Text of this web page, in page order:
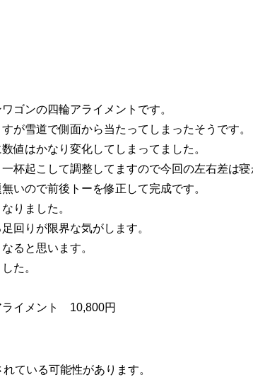
ゴンの四輪アライメントです。
が雪道で側面から当たってしまったそうです。
値はかなり変化してしまってました。
杯起こして調整してますので今回の左右差は寝
いので前後トーを修正して完成です。
りました。
回りが限界な気がします。
ると思います。
た。
ライメント 10,800円
ている可能性があります。